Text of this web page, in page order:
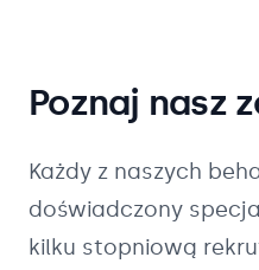
Poznaj nasz
Każdy z naszych
doświadczony
kilku stopniową